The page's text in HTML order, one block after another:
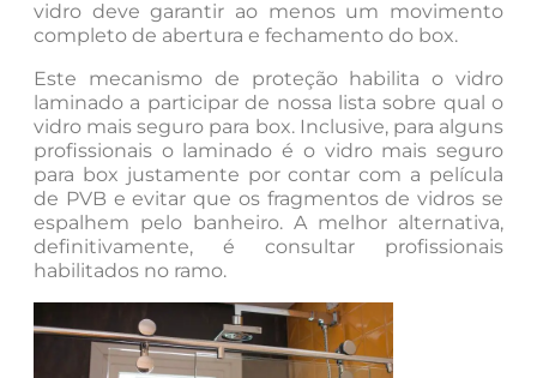
vidro deve garantir ao menos um movimento
completo de abertura e fechamento do box.
Este mecanismo de proteção habilita o vidro
laminado a participar de nossa lista sobre qual o
vidro mais seguro para box. Inclusive, para alguns
profissionais o laminado é o vidro mais seguro
para box justamente por contar com a película
de PVB e evitar que os fragmentos de vidros se
espalhem pelo banheiro. A melhor alternativa,
definitivamente, é consultar profissionais
habilitados no ramo.